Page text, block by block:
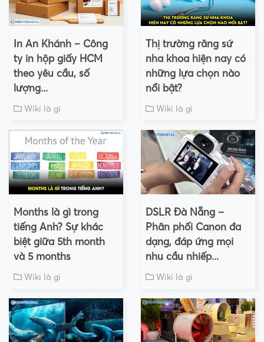
In An Khánh – Công
ty in hộp giấy HCM
theo yêu cầu, số
lượng...
Wiki là gì
Thị trường răng sứ
nha khoa hiện nay có
những lựa chọn nào
nổi bật?
Wiki là gì
Months là gì trong
tiếng Anh? Sự khác
biệt giữa 5th month
và 5 months
Wiki là gì
DSLR Đà Nẵng –
Phân phối Canon đa
dạng, đáp ứng mọi
nhu cầu nhiếp...
Wiki là gì